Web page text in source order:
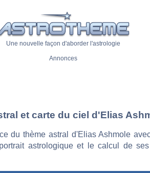
Une nouvelle façon d'aborder l'astrologie
Annonces
et carte du ciel d'Elias
du thème astral d'Elias Ashmole
astrologique et le calcul de